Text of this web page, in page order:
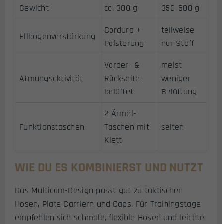
Gewicht
ca. 300 g 350–500 g
Ellbogenverstärkung
Cordura +
Polsterung
teilweise
nur Stoff
Atmungsaktivität
Vorder- &
Rückseite
belüftet
meist
weniger
Belüftung
Funktionstaschen
2 Ärmel-
Taschen mit
Klett
selten
WIE DU ES KOMBINIERST UND NUTZT
Das Multicam-Design passt gut zu taktischen
Hosen, Plate Carriern und Caps. Für Trainingstage
empfehlen sich schmale, flexible Hosen und leichte